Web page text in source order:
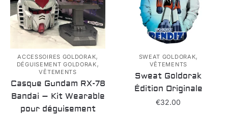
ACCESSOIRES GOLDORAK,
DÉGUISEMENT GOLDORAK,
VÊTEMENTS
Casque Gundam RX-78
Bandai – Kit Wearable
pour déguisement
SWEAT GOLDORAK,
VÊTEMENTS
Sweat Goldorak
Édition Originale
€32.00